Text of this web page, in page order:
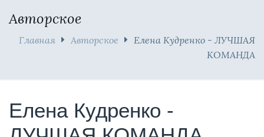
Авторское
Главная Авторское
Елена Кудренко - ЛУЧШАЯ
КОМАНДА
Елена Кудренко -